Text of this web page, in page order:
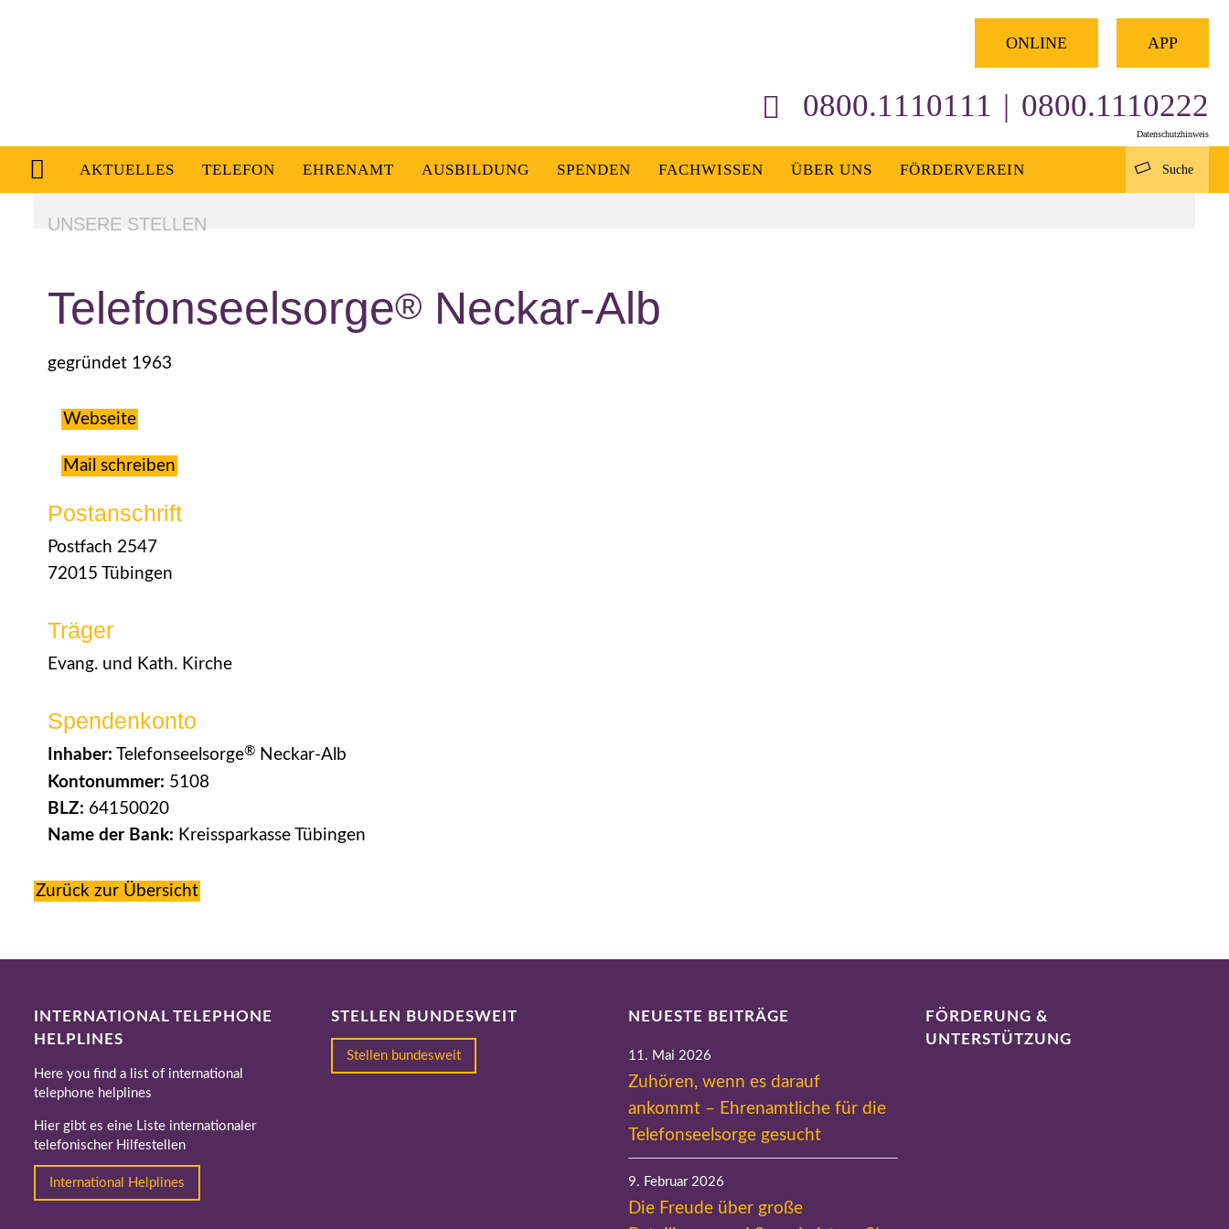
×
ONLINE APP
0800.1110111 | 0800.1110222
Datenschutzhinweis
AKTUELLES TELEFON EHRENAMT AUSBILDUNG SPENDEN FACHWISSEN ÜBER UNS FÖRDERVEREIN Suche
UNSERE STELLEN
Telefonseelsorge® Neckar-Alb
gegründet 1963
Webseite
Mail schreiben
Postanschrift
Postfach 2547
72015 Tübingen
Träger
Evang. und Kath. Kirche
Spendenkonto
Inhaber: Telefonseelsorge® Neckar-Alb
Kontonummer: 5108
BLZ: 64150020
Name der Bank: Kreissparkasse Tübingen
Zurück zur Übersicht
INTERNATIONAL TELEPHONE
HELPLINES
Here you find a list of international
telephone helplines
Hier gibt es eine Liste internationaler
telefonischer Hilfestellen
International Helplines
STELLEN BUNDESWEIT
Stellen bundesweit
NEUESTE BEITRÄGE
11. Mai 2026
Zuhören, wenn es darauf
ankommt – Ehrenamtliche für die
Telefonseelsorge gesucht
9. Februar 2026
Die Freude über große
FÖRDERUNG &
UNTERSTÜTZUNG